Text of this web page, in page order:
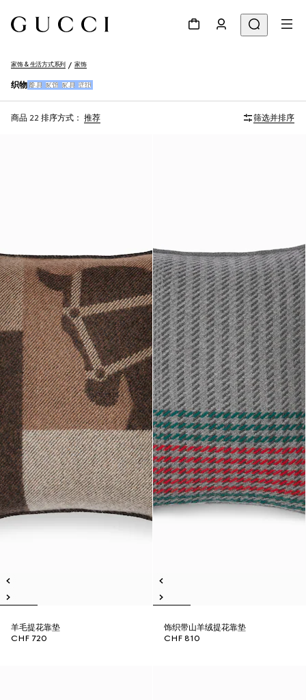
家饰 & 生活方式系列 家饰
织物 餐具 家饰 家具 壁纸
商品 22 排序方式： 推荐 筛选并排序
羊毛提花靠垫
CHF 720
饰织带山羊绒提花靠垫
CHF 810